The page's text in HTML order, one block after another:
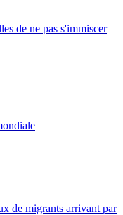
de ne pas s'immiscer
de migrants arrivant par